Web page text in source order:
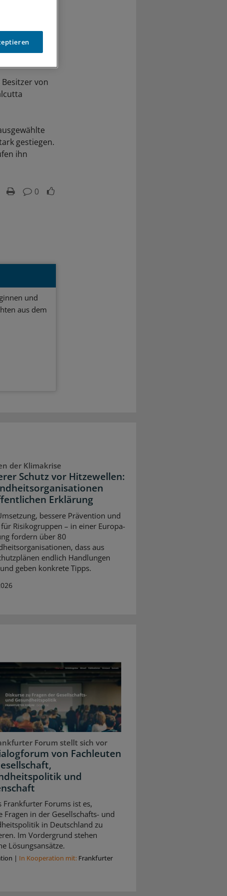
von
gestiegen.
ihn
0
und
aus dem
der Klimakrise
Schutz vor Hitzewellen:
Erklärung
bessere Prävention und
für Risikogruppen – in einer Europa-
fordern über 80
dass aus
endlich Handlungen
geben konkrete Tipps.
Forum stellt sich vor
von Fachleuten
und
Frankfurter Forums ist es,
Fragen in der Gesellschafts- und
in Deutschland zu
Im Vordergrund stehen
Lösungsansätze.
| In Kooperation mit: Frankfurter